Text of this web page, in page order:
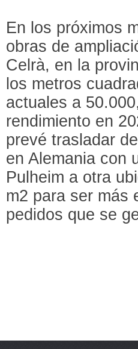
En los próximos
obras de
Celrà, en la
los metros
actuales a
rendimiento en
prevé trasladar
en Alemania con
Pulheim a otra
m2 para ser más
pedidos que se